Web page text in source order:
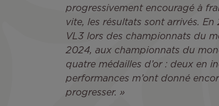
progressivement encouragé à
vite, les résultats sont arrivés. En
VL3 lors des championnats du
2024, aux championnats du
quatre médailles d’or : deux en
performances m’ont donné
progresser. »